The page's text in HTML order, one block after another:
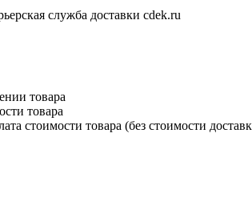
служба доставки cdek.ru
товара
товара
стоимости товара (без стоимости